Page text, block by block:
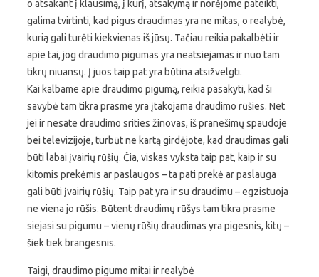
o atsakant į klausimą, į kurį, atsakymą ir norėjome pateikti,
galima tvirtinti, kad pigus draudimas yra ne mitas, o realybė,
kurią gali turėti kiekvienas iš jūsų. Tačiau reikia pakalbėti ir
apie tai, jog draudimo pigumas yra neatsiejamas ir nuo tam
tikrų niuansų. Į juos taip pat yra būtina atsižvelgti.
Kai kalbame apie draudimo pigumą, reikia pasakyti, kad ši
savybė tam tikra prasme yra įtakojama draudimo rūšies. Net
jei ir nesate draudimo srities žinovas, iš pranešimų spaudoje
bei televizijoje, turbūt ne kartą girdėjote, kad draudimas gali
būti labai įvairių rūšių. Čia, viskas vyksta taip pat, kaip ir su
kitomis prekėmis ar paslaugos – ta pati prekė ar paslauga
gali būti įvairių rūšių. Taip pat yra ir su draudimu – egzistuoja
ne viena jo rūšis. Būtent draudimų rūšys tam tikra prasme
siejasi su pigumu – vienų rūšių draudimas yra pigesnis, kitų –
šiek tiek brangesnis.
Taigi, draudimo pigumo mitai ir realybė